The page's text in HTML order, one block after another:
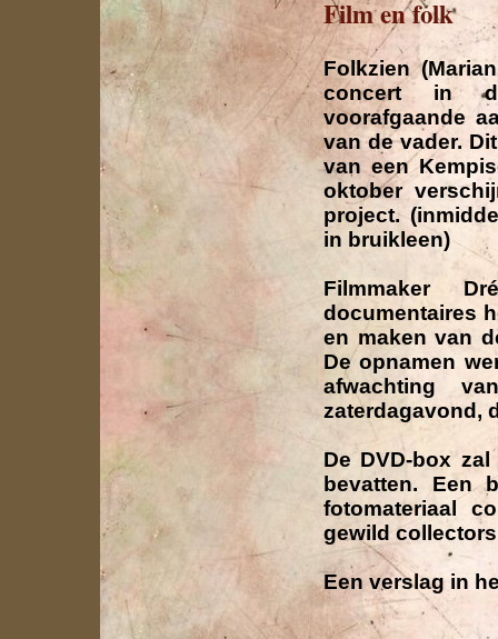
Film en folk
Folkzien (
concert in
voorafgaande
van de vader.
van een
oktober
project.
in bruikleen)
Filmmaker
documentaires
en maken van
De opnamen
afwachting
zaterdagavond,
De DVD-box
bevatten. Een
fotomateriaal
gewild collectors
Een verslag in